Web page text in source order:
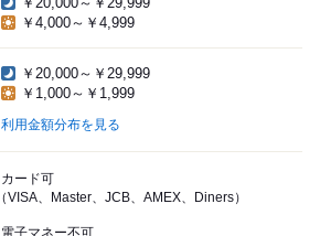
￥4,000～￥4,999
￥20,000～￥29,999
￥1,000～￥1,999
利用金額分布を見る
カード可
（VISA、Master、JCB、AMEX、Diners）
電子マネー不可